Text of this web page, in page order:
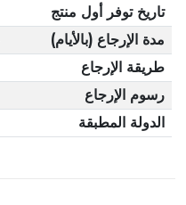
تاريخ توفر أول منتج
مدة الإرجاع (بالأيام)
طريقة الإرجاع
رسوم الإرجاع
الدولة المطبقة